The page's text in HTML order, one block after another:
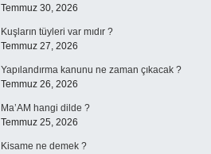
Temmuz 30, 2026
Kuşların tüyleri var mıdır ?
Temmuz 27, 2026
Yapılandırma kanunu ne zaman çıkacak ?
Temmuz 26, 2026
Ma’AM hangi dilde ?
Temmuz 25, 2026
Kisame ne demek ?